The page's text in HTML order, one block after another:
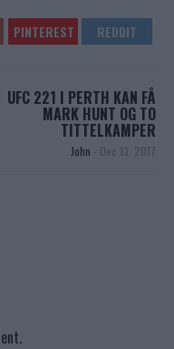
UFC 221 I PERTH KAN FÅ
MARK HUNT OG TO
TITTELKAMPER
John - Dec 13, 2017